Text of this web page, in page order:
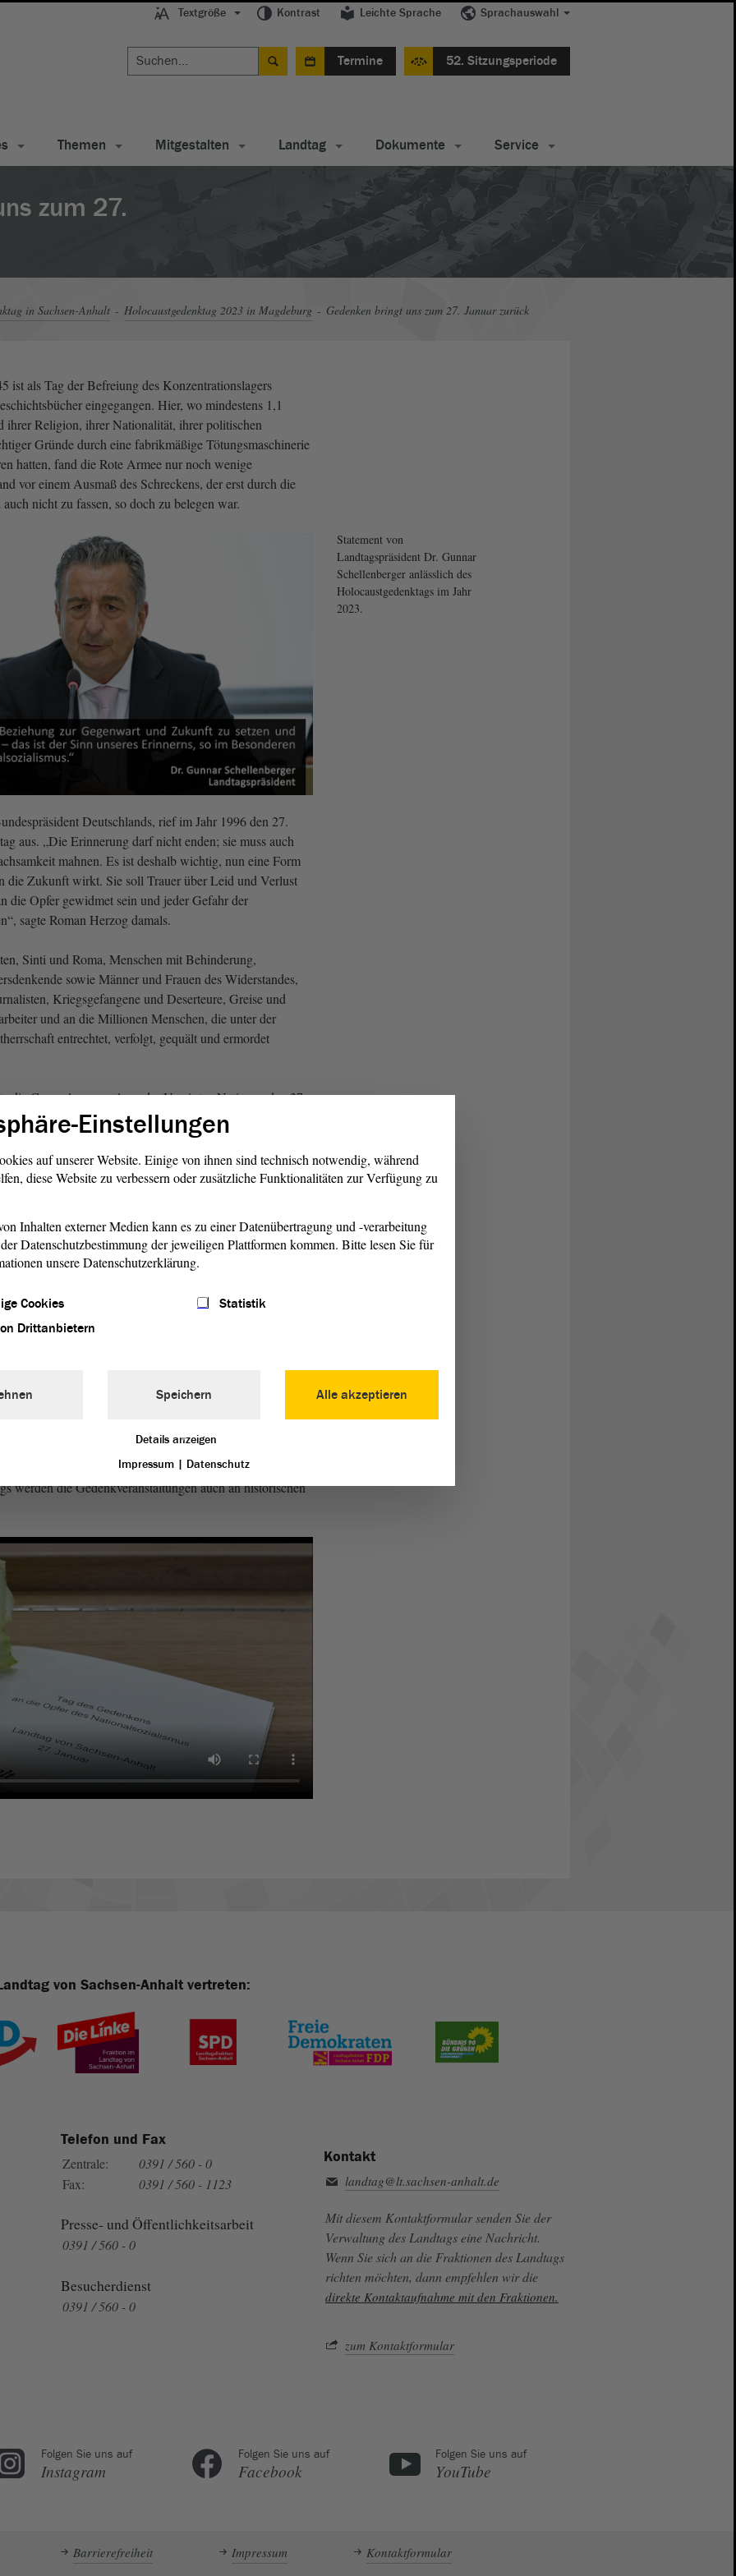
Textgröße Kontrast Leichte Sprache Sprachauswahl
Termine 52. Sitzungsperiode
Themen Mitgestalten Landtag Dokumente Service
zum 27.
in Sachsen-Anhalt Holocaustgedenktag 2023 in Magdeburg Gedenken bringt uns zum 27. Januar zurück
ist als Tag der Befreiung des Konzentrationslagers
eingegangen. Hier, wo mindestens 1,1
ihrer Religion, ihrer Nationalität, ihrer politischen
Gründe durch eine fabrikmäßige Tötungsmaschinerie
hatten, fand die Rote Armee nur noch wenige
vor einem Ausmaß des Schreckens, der erst durch die
nicht zu fassen, so doch zu belegen war.
Statement von
Landtagspräsident Dr. Gunnar
Schellenberger anlässlich des
Holocaustgedenktags im Jahr
2023.
Deutschlands, rief im Jahr 1996 den 27.
aus. „Die Erinnerung darf nicht enden; sie muss auch
mahnen. Es ist deshalb wichtig, nun eine Form
die Zukunft wirkt. Sie soll Trauer über Leid und Verlust
die Opfer gewidmet sein und jeder Gefahr der
sagte Roman Herzog damals.
Sinti und Roma, Menschen mit Behinderung,
sowie Männer und Frauen des Widerstandes,
Kriegsgefangene und Deserteure, Greise und
und an die Millionen Menschen, die unter der
entrechtet, verfolgt, gequält und ermordet
die Generalversammlung der Vereinten Nationen den 27.
zum internationalen Holocaust-Gedenktag. Im
statt, in der unter anderen auch
ihrem Schicksal berichten.
(PDF)
Globalisierung des Holocaust-Gedenkens“ (PDF)
„Nationalsozialismus: Krieg und Holocaust“
Bildung an.
Anhalt
bewusst. Der 27. Januar ist für uns nicht nur
ein Tag, an dem wir in die Zukunft blicken und
und Verpflichtung für Gesellschaft und Politik immer
laden jedes Jahr anlässlich des
zu einer Gedenkveranstaltung ein. Neben Einladungen
werden die Gedenkveranstaltungen auch an historischen
von Sachsen-Anhalt vertreten:
Telefon und Fax
Zentrale:
0391 / 560 - 0
Fax:
0391 / 560 - 1123
Presse- und Öffentlichkeitsarbeit
0391 / 560 - 0
Besucherdienst
0391 / 560 - 0
Kontakt
landtag@lt.sachsen-anhalt.de
Mit diesem Kontaktformular senden Sie der
Verwaltung des Landtags eine Nachricht.
Wenn Sie sich an die Fraktionen des Landtags
richten möchten, dann empfehlen wir die
direkte Kontaktaufnahme mit den Fraktionen.
zum Kontaktformular
Folgen Sie uns auf
Instagram
Folgen Sie uns auf
Facebook
Folgen Sie uns auf
YouTube
Barrierefreiheit Impressum Kontaktformular
Einstellungen
auf unserer Website. Einige von ihnen sind technisch notwendig, während
diese Website zu verbessern oder zusätzliche Funktionalitäten zur Verfügung zu
Inhalten externer Medien kann es zu einer Datenübertragung und -verarbeitung
Datenschutzbestimmung der jeweiligen Plattformen kommen. Bitte lesen Sie für
unsere Datenschutzerklärung.
Cookies
Statistik
Drittanbietern
Alle akzeptieren
Speichern
Details anzeigen
Impressum | Datenschutz